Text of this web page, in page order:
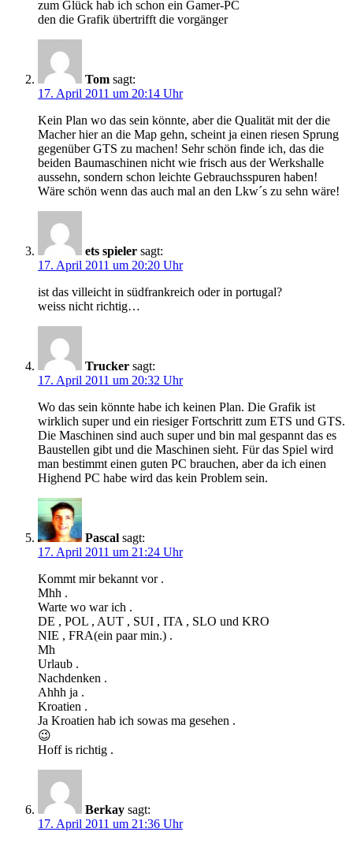
zum Glück hab ich schon ein Gamer-PC
den die Grafik übertrifft die vorgänger
Tom sagt:
17. April 2011 um 20:14 Uhr
Kein Plan wo das sein könnte, aber die Qualität mit der die
Macher hier an die Map gehn, scheint ja einen riesen Sprung
gegenüber GTS zu machen! Sehr schön finde ich, das die
beiden Baumaschinen nicht wie frisch aus der Werkshalle
aussehn, sondern schon leichte Gebrauchsspuren haben!
Wäre schön wenn das auch mal an den Lkw´s zu sehn wäre!
ets spieler sagt:
17. April 2011 um 20:20 Uhr
ist das villeicht in südfrankreich oder in portugal?
weiss nicht richtig…
Trucker sagt:
17. April 2011 um 20:32 Uhr
Wo das sein könnte habe ich keinen Plan. Die Grafik ist
wirklich super und ein riesiger Fortschritt zum ETS und GTS.
Die Maschinen sind auch super und bin mal gespannt das es
Baustellen gibt und die Maschinen sieht. Für das Spiel wird
man bestimmt einen guten PC brauchen, aber da ich einen
Highend PC habe wird das kein Problem sein.
Pascal sagt:
17. April 2011 um 21:24 Uhr
Kommt mir bekannt vor .
Mhh .
Warte wo war ich .
DE , POL , AUT , SUI , ITA , SLO und KRO
NIE , FRA(ein paar min.) .
Mh
Urlaub .
Nachdenken .
Ahhh ja .
Kroatien .
Ja Kroatien hab ich sowas ma gesehen .
😉
Hoff is richtig .
Berkay sagt:
17. April 2011 um 21:36 Uhr